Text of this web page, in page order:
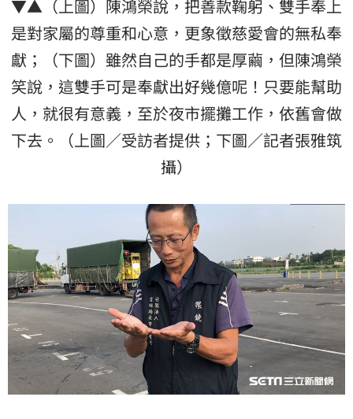
▼▲（上圖）陳鴻榮說，把善款鞠躬、雙手奉上
是對家屬的尊重和心意，更象徵慈愛會的無私奉
獻；（下圖）雖然自己的手都是厚繭，但陳鴻榮
笑說，這雙手可是奉獻出好幾億呢！只要能幫助
人，就很有意義，至於夜市擺攤工作，依舊會做
下去。（上圖／受訪者提供；下圖／記者張雅筑
攝）